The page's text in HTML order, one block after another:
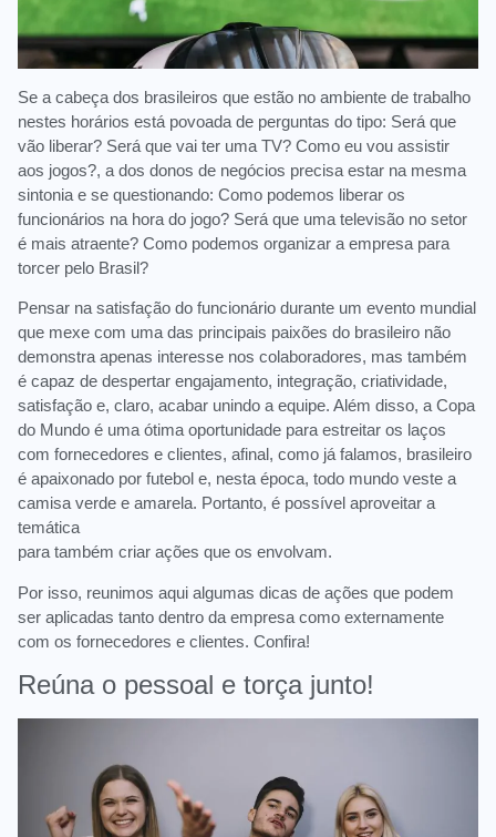
Se a cabeça dos brasileiros que estão no ambiente de trabalho
nestes horários está povoada de perguntas do tipo: Será que
vão liberar? Será que vai ter uma TV? Como eu vou assistir
aos jogos?, a dos donos de negócios precisa estar na mesma
sintonia e se questionando: Como podemos liberar os
funcionários na hora do jogo? Será que uma televisão no setor
é mais atraente? Como podemos organizar a empresa para
torcer pelo Brasil?
Pensar na satisfação do funcionário durante um evento mundial
que mexe com uma das principais paixões do brasileiro não
demonstra apenas interesse nos colaboradores, mas também
é capaz de despertar engajamento, integração, criatividade,
satisfação e, claro, acabar unindo a equipe. Além disso, a Copa
do Mundo é uma ótima oportunidade para estreitar os laços
com fornecedores e clientes, afinal, como já falamos, brasileiro
é apaixonado por futebol e, nesta época, todo mundo veste a
camisa verde e amarela. Portanto, é possível aproveitar a
temática
para também criar ações que os envolvam.
Por isso, reunimos aqui algumas dicas de ações que podem
ser aplicadas tanto dentro da empresa como externamente
com os fornecedores e clientes. Confira!
Reúna o pessoal e torça junto!